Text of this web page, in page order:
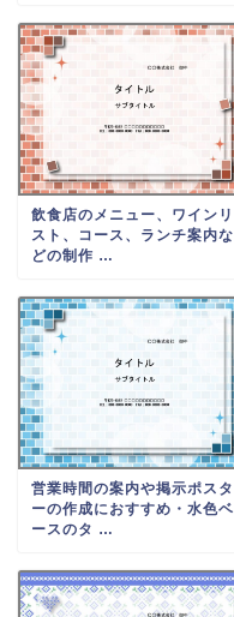
飲食店のメニュー、ワインリ
スト、コース、ランチ案内な
どの制作 …
営業時間の案内や掲示ポスタ
ーの作成におすすめ・水色ベ
ースのタ …